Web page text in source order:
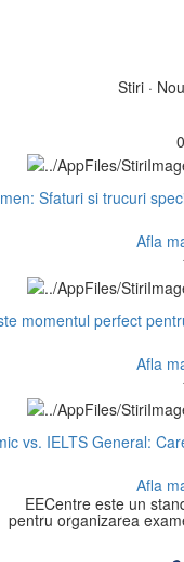
Stiri ·
Sfaturi si trucuri
Afla
momentul perfect
Afla
vs. IELTS General:
Afla
EECentre este un
pentru organizarea